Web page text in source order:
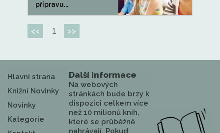
přípravu...
<< 1 >>
Hlavní strana
Knižní Novinky
Novinky
Kategorie
Další informace
Na webových
stránkách bude brzy k
dispozici celkem více
než 10 milionů knih,
které se průběžně
nahrávají. Pokud